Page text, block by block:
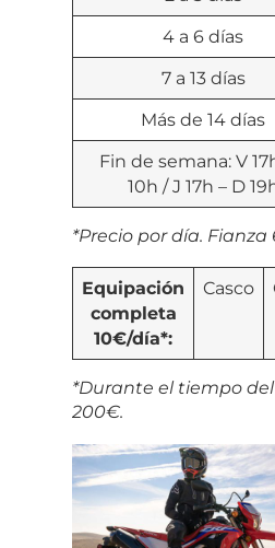
4 a 6 días
7 a 13 días
Más de 14 días
Fin de semana: V
10h / J 17h – D
*Precio por día. Fianza
Equipación
completa
10€/día*:
Casco
*Durante el tiempo
200€.